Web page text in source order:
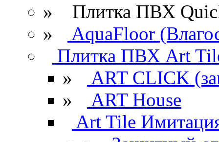
» Плитка ПВХ
»
AquaFloor
Плитка ПВХ Art
»
ART CLICK
»
ART House
Art Tile